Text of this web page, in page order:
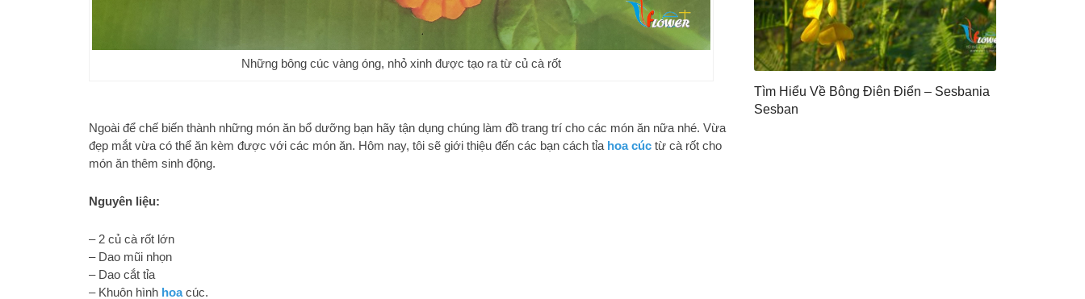
Những bông cúc vàng óng, nhỏ xinh được tạo ra từ củ cà rốt
Ngoài để chế biến thành những món ăn bổ dưỡng bạn hãy tận dụng chúng làm đồ trang trí cho các món ăn nữa nhé. Vừa
đẹp mắt vừa có thể ăn kèm được với các món ăn. Hôm nay, tôi sẽ giới thiệu đến các bạn cách tỉa hoa cúc từ cà rốt cho
món ăn thêm sinh động.
Nguyên liệu:
– 2 củ cà rốt lớn
– Dao mũi nhọn
– Dao cắt tỉa
– Khuôn hình hoacúc.
Tìm Hiểu Về Bông Điên Điển – Sesbania
Sesban